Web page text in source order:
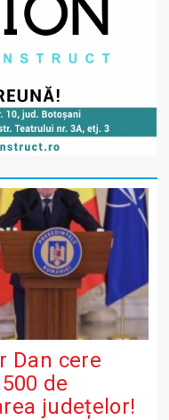
Dan cere
de
județelor!